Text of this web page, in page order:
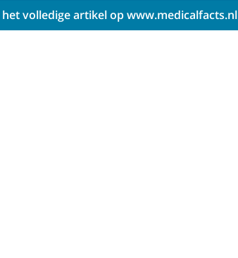
het volledige artikel op www.medicalfacts.nl